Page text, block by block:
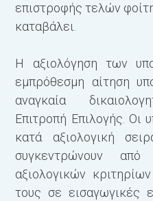
επιστροφής τελών
καταβάλει.
Η αξιολόγηση των
εμπρόθεσμη αίτηση
αναγκαία
Επιτροπή Επιλογής. Οι
κατά αξιολογική
συγκεντρώνουν από
αξιολογικών
τους σε εισαγωγικές